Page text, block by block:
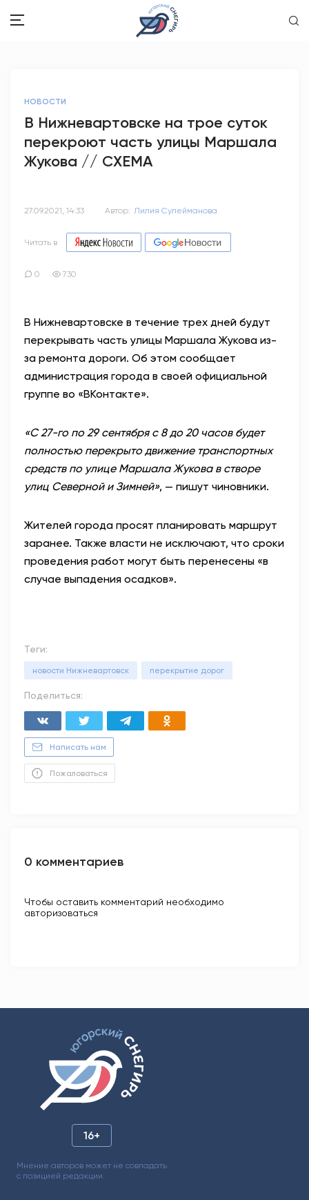
ОБРАЗОВАНИЕ
КУЛЬТУРА
СПОРТ
АНТИТЕРРОР
ОФИЦИАЛЬНО
82,17 94,84
НОВОСТИ
В Нижневартовске на трое суток
перекроют часть улицы Маршала
Жукова // СХЕМА
27.09.2021, 14:33 Автор: Лилия Сулейманова
Читать в
0 730
В Нижневартовске в течение трех дней будут
перекрывать часть улицы Маршала Жукова из-
за ремонта дороги. Об этом сообщает
администрация города в своей официальной
группе во «ВКонтакте».
«С 27-го по 29 сентября с 8 до 20 часов будет
полностью перекрыто движение транспортных
средств по улице Маршала Жукова в створе
улиц Северной и Зимней», — пишут чиновники.
Жителей города просят планировать маршрут
заранее. Также власти не исключают, что сроки
проведения работ могут быть перенесены «в
случае выпадения осадков».
Теги:
новости Нижневартовск перекрытие дорог
Поделиться:
Написать нам
Пожаловаться
0 комментариев
Чтобы оставить комментарий необходимо
авторизоваться
16+
Мнение авторов может не совпадать
с позицией редакции.